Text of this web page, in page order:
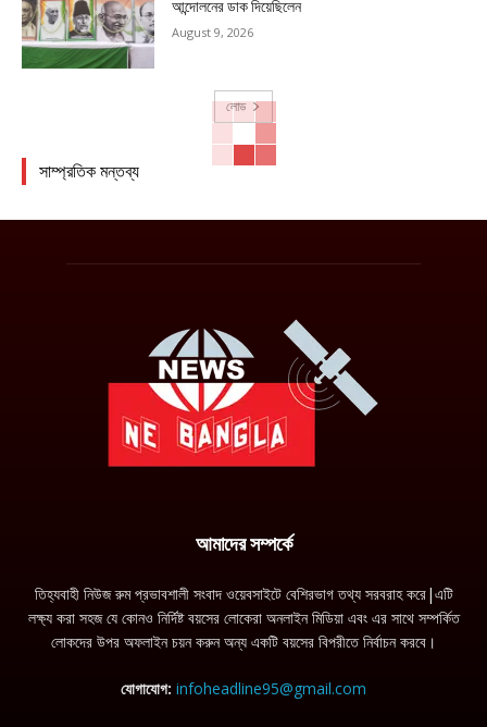
আন্দোলনের ডাক দিয়েছিলেন
August 9, 2026
লোড
সাম্প্রতিক মন্তব্য
আমাদের সম্পর্কে
তিহ্যবাহী নিউজ রুম প্রভাবশালী সংবাদ ওয়েবসাইটে বেশিরভাগ তথ্য সরবরাহ করে|এটি
লক্ষ্য করা সহজ যে কোনও নির্দিষ্ট বয়সের লোকেরা অনলাইন মিডিয়া এবং এর সাথে সম্পর্কিত
লোকদের উপর অফলাইন চয়ন করুন অন্য একটি বয়সের বিপরীতে নির্বাচন করবে।
যোগাযোগ: infoheadline95@gmail.com